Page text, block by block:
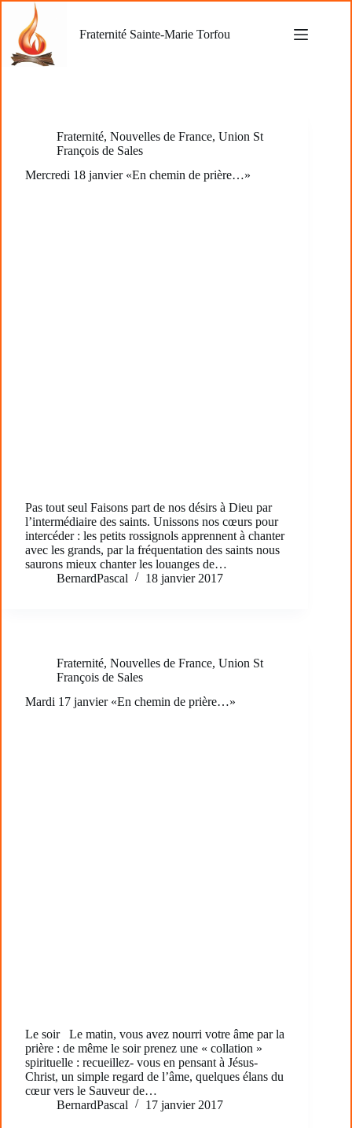
contenu
Fraternité Sainte-Marie Torfou
Fraternité, Nouvelles de France, Union St
François de Sales
Mercredi 18 janvier «En chemin de prière…»
Pas tout seul Faisons part de nos désirs à Dieu par
l’intermédiaire des saints. Unissons nos cœurs pour
intercéder : les petits rossignols apprennent à chanter
avec les grands, par la fréquentation des saints nous
saurons mieux chanter les louanges de…
BernardPascal
18 janvier 2017
Fraternité, Nouvelles de France, Union St
François de Sales
Mardi 17 janvier «En chemin de prière…»
Le soir Le matin, vous avez nourri votre âme par la
prière : de même le soir prenez une « collation »
spirituelle : recueillez- vous en pensant à Jésus-
Christ, un simple regard de l’âme, quelques élans du
cœur vers le Sauveur de…
BernardPascal
17 janvier 2017